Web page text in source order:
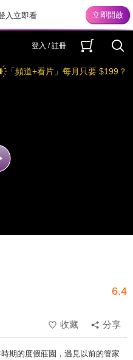
入立即看
登入 / 註冊
「頻道+看片」每月只要 $199？
6.4
收藏
分享
期的度假莊園，遇見以前的管家